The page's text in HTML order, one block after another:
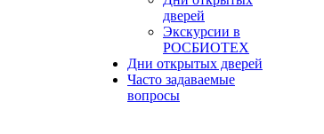
дверей
Экскурсии в
РОСБИОТЕХ
Дни открытых дверей
Часто задаваемые
вопросы